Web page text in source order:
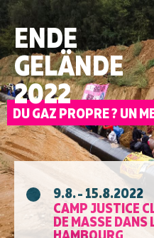
ENDE
GELÄNDE
2022
9.8. - 15.8.2022
CAMP JUSTICE
DE MASSE DANS